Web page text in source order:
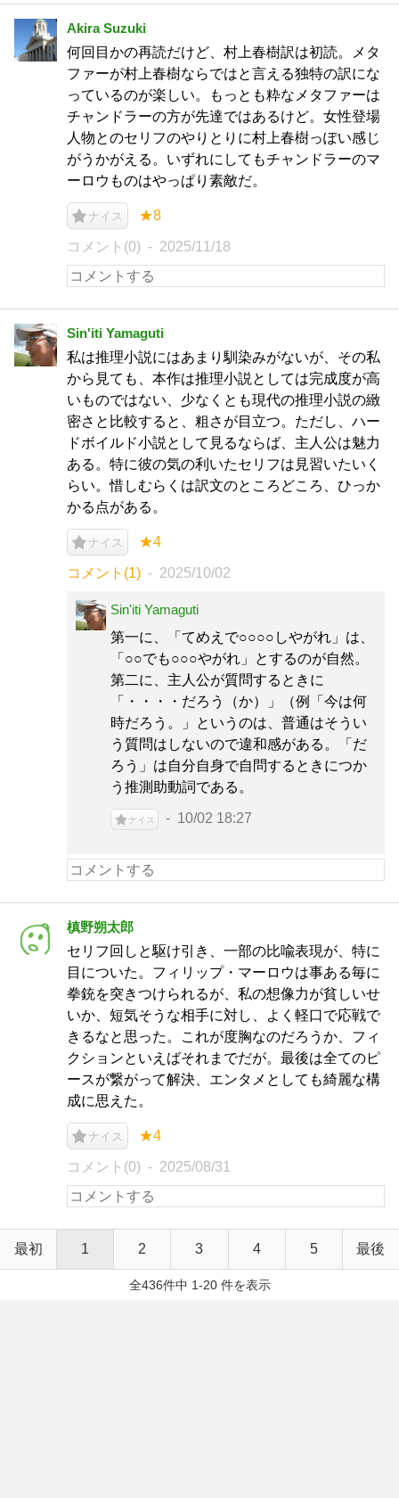
Akira Suzuki
何回目かの再読だけど、村上春樹訳は初読。メタ
ファーが村上春樹ならではと言える独特の訳にな
っているのが楽しい。もっとも粋なメタファーは
チャンドラーの方が先達ではあるけど。女性登場
人物とのセリフのやりとりに村上春樹っぽい感じ
がうかがえる。いずれにしてもチャンドラーのマ
ーロウものはやっぱり素敵だ。
ナイス ★8
コメント(0) 2025/11/18
Sin'iti Yamaguti
私は推理小説にはあまり馴染みがないが、その私
から見ても、本作は推理小説としては完成度が高
いものではない、少なくとも現代の推理小説の緻
密さと比較すると、粗さが目立つ。ただし、ハー
ドボイルド小説として見るならば、主人公は魅力
ある。特に彼の気の利いたセリフは見習いたいく
らい。惜しむらくは訳文のところどころ、ひっか
かる点がある。
ナイス ★4
コメント(1) 2025/10/02
Sin'iti Yamaguti
第一に、「てめえで○○○○しやがれ」は、
「○○でも○○○やがれ」とするのが自然。
第二に、主人公が質問するときに
「・・・・だろう（か）」（例「今は何
時だろう。」というのは、普通はそうい
う質問はしないので違和感がある。「だ
ろう」は自分自身で自問するときにつか
う推測助動詞である。
ナイス 10/02 18:27
槙野朔太郎
セリフ回しと駆け引き、一部の比喩表現が、特に
目についた。フィリップ・マーロウは事ある毎に
拳銃を突きつけられるが、私の想像力が貧しいせ
いか、短気そうな相手に対し、よく軽口で応戦で
きるなと思った。これが度胸なのだろうか、フィ
クションといえばそれまでだが。最後は全てのピ
ースが繋がって解決、エンタメとしても綺麗な構
成に思えた。
ナイス ★4
コメント(0) 2025/08/31
最初 1 2 3 4 5 最後
全436件中 1-20 件を表示